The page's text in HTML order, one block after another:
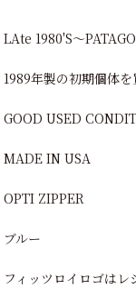
LAte 1980'S〜
1989年製の初期個体を
GOOD USED
MADE IN USA
OPTI ZIPPER
ブルー
フィッツロイロゴはレ